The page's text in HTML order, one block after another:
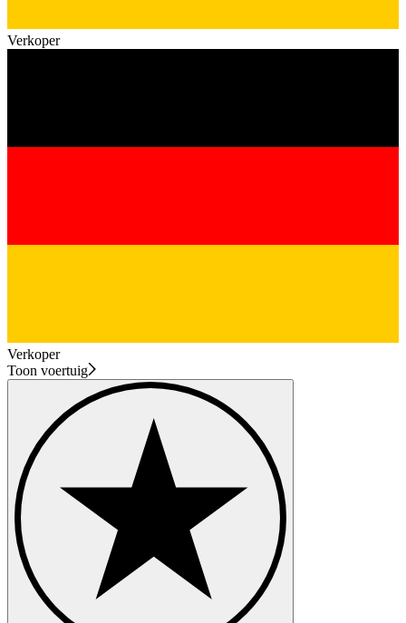
Verkoper
Verkoper
Toon voertuig